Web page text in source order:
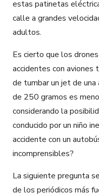
estas patinetas
calle a grandes
adultos.
Es cierto que los
accidentes con aviones
de tumbar un jet de una
de 250 gramos es
considerando la
conducido por un niño
accidente con un
incomprensibles?
La siguiente pregunta
de los periódicos más